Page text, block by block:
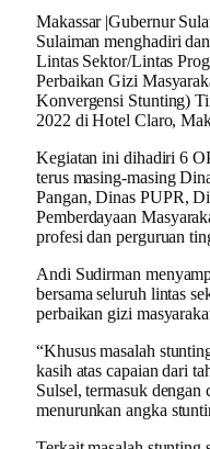
Makassar |Gubernur
Sulaiman menghadiri
Lintas Sektor/Lintas
Perbaikan Gizi
Konvergensi Stunting)
2022 di Hotel Claro,
Kegiatan ini dihadiri 6
terus masing-masing
Pangan, Dinas PUPR,
Pemberdayaan
profesi dan perguruan
Andi Sudirman
bersama seluruh lintas
perbaikan gizi
“Khusus masalah
kasih atas capaian dari
Sulsel, termasuk
menurunkan angka